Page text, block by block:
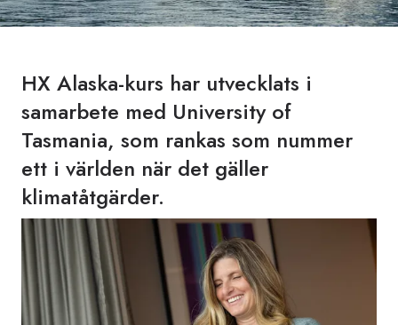
HX Alaska-kurs har utvecklats i
samarbete med University of
Tasmania, som rankas som nummer
ett i världen när det gäller
klimatåtgärder.